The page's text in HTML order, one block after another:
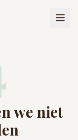
we niet